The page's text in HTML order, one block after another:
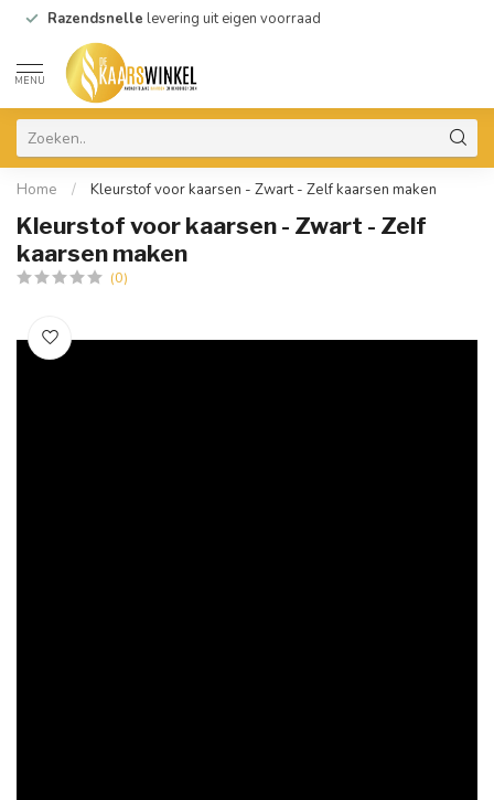
Razendsnelle levering uit eigen voorraad
MENU
Home / Kleurstof voor kaarsen - Zwart - Zelf kaarsen maken
Kleurstof voor kaarsen - Zwart - Zelf
kaarsen maken
(0)